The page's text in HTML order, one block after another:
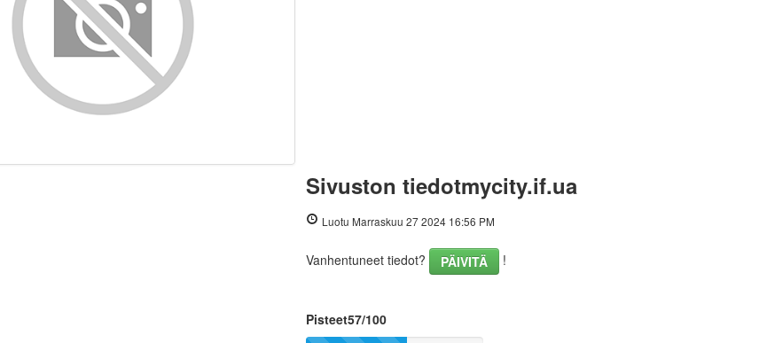
Sivuston tiedotmycity.if.ua
Luotu Marraskuu 27 2024 16:56 PM
Vanhentuneet tiedot? PÄIVITÄ !
Pisteet57/100